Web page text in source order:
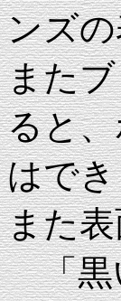
ンズ
また
ると
はで
また
「黒